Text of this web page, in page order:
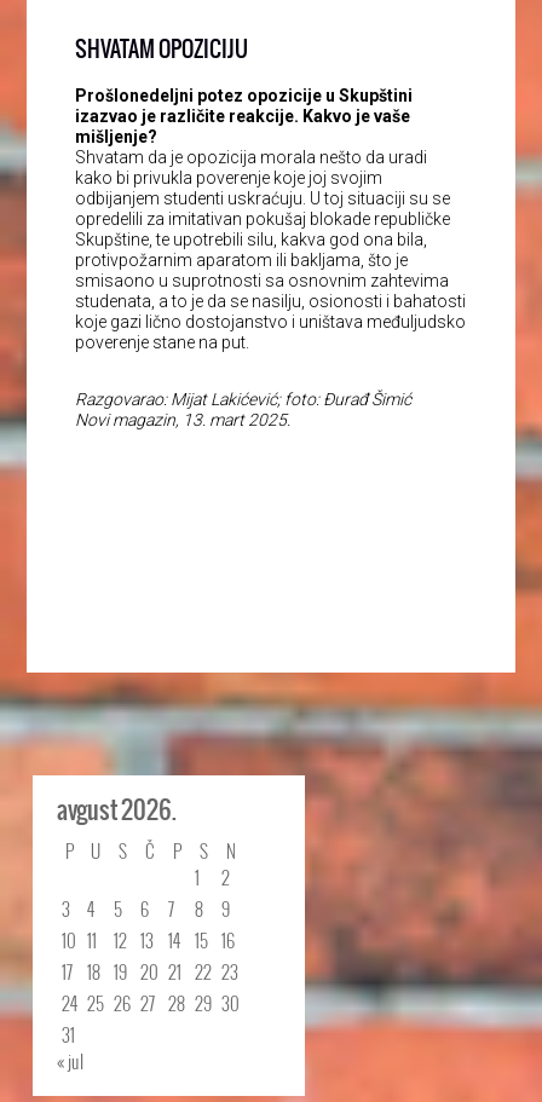
SHVATAM OPOZICIJU
Prošlonedeljni potez opozicije u Skupštini
izazvao je različite reakcije. Kakvo je vaše
mišljenje?
Shvatam da je opozicija morala nešto da uradi
kako bi privukla poverenje koje joj svojim
odbijanjem studenti uskraćuju. U toj situaciji su se
opredelili za imitativan pokušaj blokade republičke
Skupštine, te upotrebili silu, kakva god ona bila,
protivpožarnim aparatom ili bakljama, što je
smisaono u suprotnosti sa osnovnim zahtevima
studenata, a to je da se nasilju, osionosti i bahatosti
koje gazi lično dostojanstvo i uništava međuljudsko
poverenje stane na put.
Razgovarao: Mijat Lakićević; foto: Đurađ Šimić
Novi magazin, 13. mart 2025.
avgust 2026.
P U S Č P S
N
1
2
3
4 5 6 7 8
9
10 11 12 13 14 15 16
17 18 19 20 21 22 23
24 25 26 27 28 29 30
31
« jul